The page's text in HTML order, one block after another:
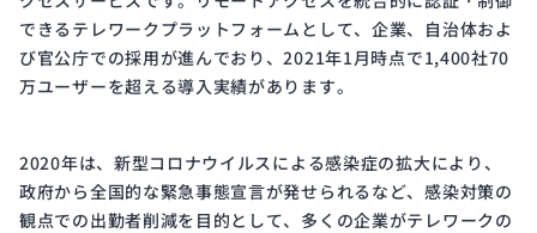
できるテレワークプラットフォームとして、企業、自治体およ
び官公庁での採用が進んでおり、2021年1月時点で1,400社70
万ユーザーを超える導入実績があります。
2020年は、新型コロナウイルスによる感染症の拡大により、
政府から全国的な緊急事態宣言が発せられるなど、感染対策の
観点での出勤者削減を目的として、多くの企業がテレワークの